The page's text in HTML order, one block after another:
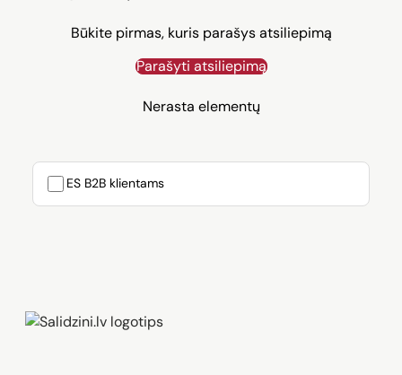
Būkite pirmas, kuris parašys atsiliepimą
Parašyti atsiliepimą
Nerasta elementų
ES B2B klientams
Zāģi, iPhone, Dyson, Mobilie